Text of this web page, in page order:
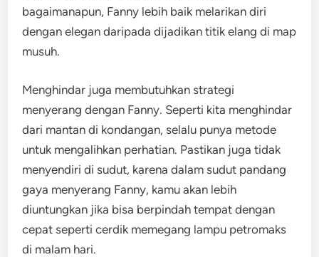
bagaimanapun, Fanny lebih baik melarikan diri
dengan elegan daripada dijadikan titik elang di map
musuh.
Menghindar juga membutuhkan strategi
menyerang dengan Fanny. Seperti kita menghindar
dari mantan di kondangan, selalu punya metode
untuk mengalihkan perhatian. Pastikan juga tidak
menyendiri di sudut, karena dalam sudut pandang
gaya menyerang Fanny, kamu akan lebih
diuntungkan jika bisa berpindah tempat dengan
cepat seperti cerdik memegang lampu petromaks
di malam hari.